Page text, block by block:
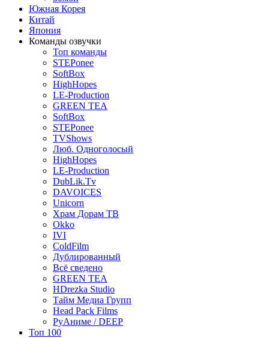
Южная Корея
Китай
Япония
Команды озвучки
Топ команды
STEPonee
SoftBox
HighHopes
LE-Production
GREEN TEA
SoftBox
STEPonee
TVShows
Люб. Одноголосый
HighHopes
LE-Production
DubLik.Tv
DAVOICES
Unicorn
Храм Дорам ТВ
Okko
IVI
ColdFilm
Дублированный
Всё сведено
GREEN TEA
HDrezka Studio
Тайм Медиа Групп
Head Pack Films
РуАниме / DEEP
Топ 100